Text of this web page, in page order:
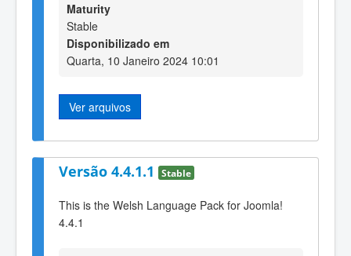
Maturity
Stable
Disponibilizado em
Quarta, 10 Janeiro 2024 10:01
Ver arquivos
Versão 4.4.1.1 Stable
This is the Welsh Language Pack for Joomla!
4.4.1